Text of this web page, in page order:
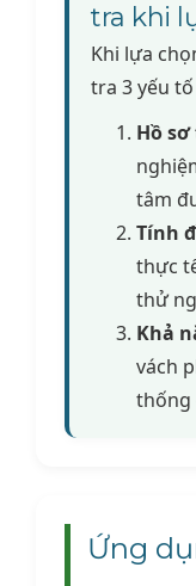
tra khi
Khi lựa
tra 3 yếu
Hồ
tâm
Tính
thực
thử
Khả
vách
thống
Ứng